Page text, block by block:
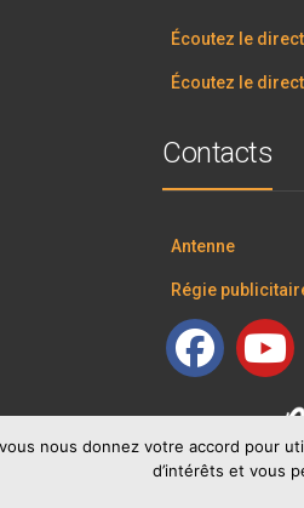
Écoutez le
Écoutez le
Contacts
Antenne
Régie
nous donnez votre accord pour
d’intérêts et vous